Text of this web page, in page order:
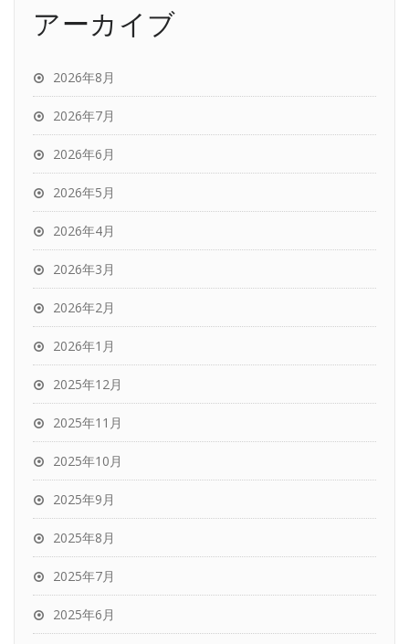
アーカイブ
2026年8月
2026年7月
2026年6月
2026年5月
2026年4月
2026年3月
2026年2月
2026年1月
2025年12月
2025年11月
2025年10月
2025年9月
2025年8月
2025年7月
2025年6月